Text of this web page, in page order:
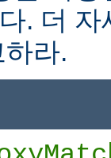
. 더
라.